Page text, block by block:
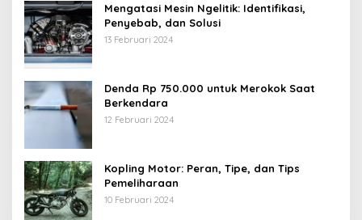
Mengatasi Mesin Ngelitik: Identifikasi,
Penyebab, dan Solusi
13 Februari 2024
Denda Rp 750.000 untuk Merokok Saat
Berkendara
12 Februari 2024
Kopling Motor: Peran, Tipe, dan Tips
Pemeliharaan
10 Februari 2024